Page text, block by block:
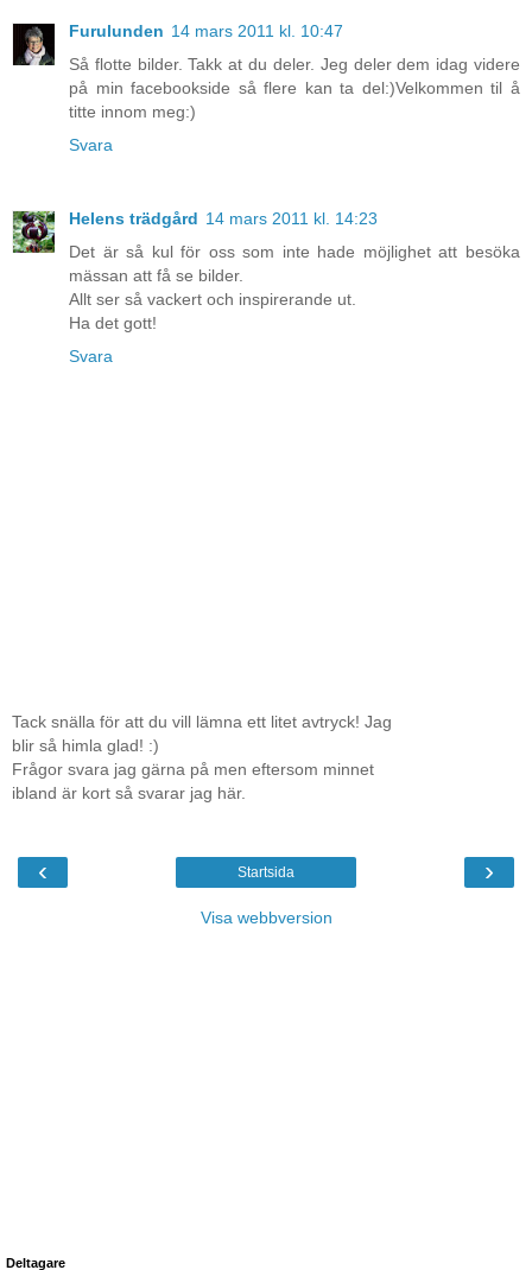
Furulunden 14 mars 2011 kl. 10:47
Så flotte bilder. Takk at du deler. Jeg deler dem idag videre
på min facebookside så flere kan ta del:)Velkommen til å
titte innom meg:)
Svara
Helens trädgård 14 mars 2011 kl. 14:23
Det är så kul för oss som inte hade möjlighet att besöka
mässan att få se bilder.
Allt ser så vackert och inspirerande ut.
Ha det gott!
Svara
Tack snälla för att du vill lämna ett litet avtryck! Jag
blir så himla glad! :)
Frågor svara jag gärna på men eftersom minnet
ibland är kort så svarar jag här.
‹ ›
Startsida
Visa webbversion
Deltagare